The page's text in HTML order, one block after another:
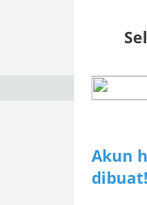
Akun
dibuat!